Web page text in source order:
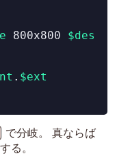
800x800 $des
. $ext
で分岐。 真ならば
る。